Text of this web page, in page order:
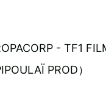
- TF1
PROD）